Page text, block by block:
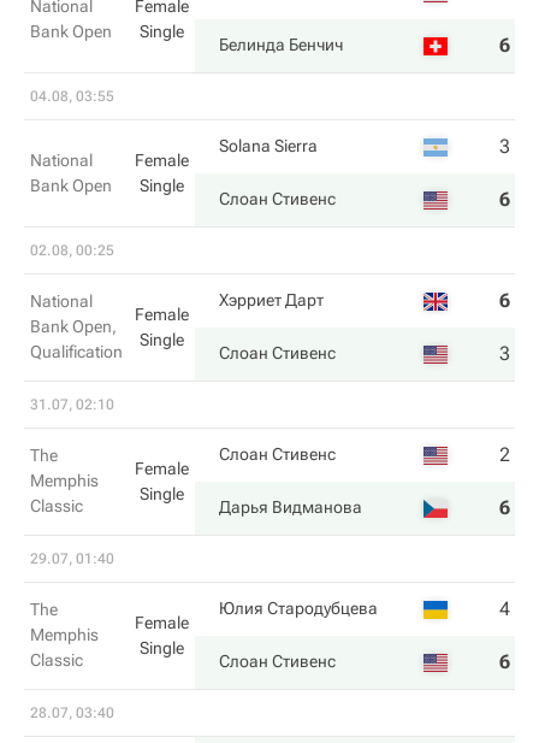
National
Bank Open
Female
Single
Белинда Бенчич 6
04.08, 03:55
National
Bank Open
Female
Single
Solana Sierra 3
Слоан Стивенс 6
02.08, 00:25
National
Bank Open,
Qualification
Female
Single
Хэрриет Дарт 6
Слоан Стивенс 3
31.07, 02:10
The
Memphis
Classic
Female
Single
Слоан Стивенс 2
Дарья Видманова 6
29.07, 01:40
The
Memphis
Classic
Female
Single
Юлия Стародубцева 4
Слоан Стивенс 6
28.07, 03:40